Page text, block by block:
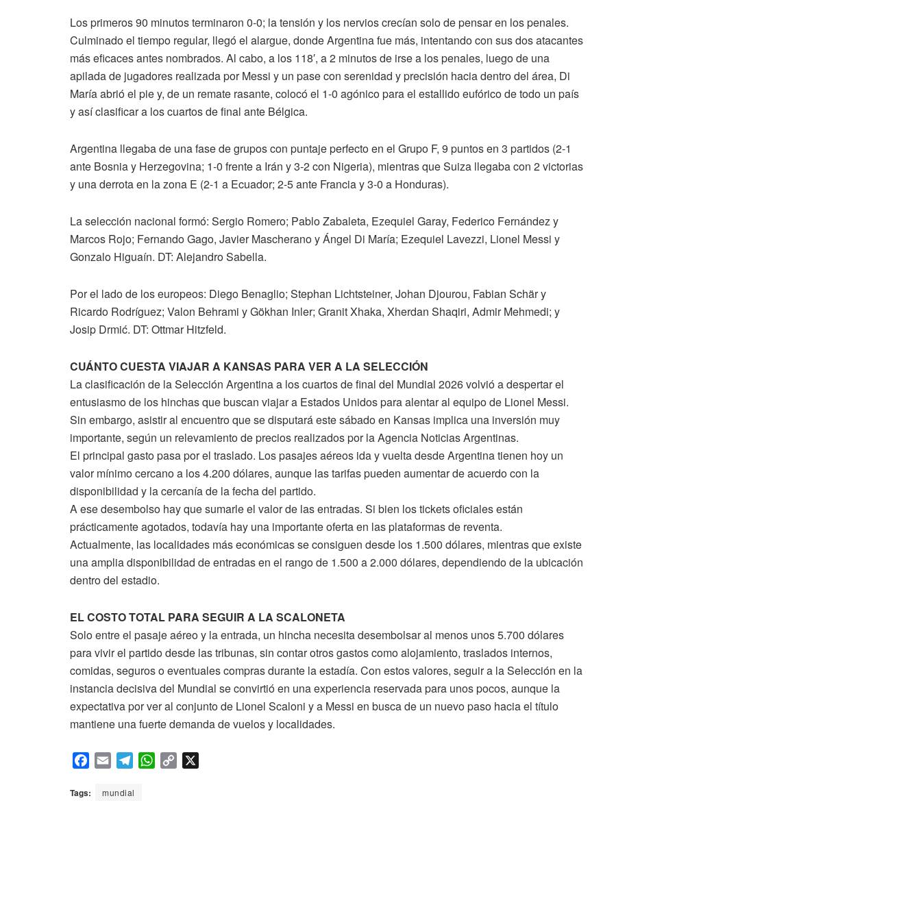
Los primeros 90 minutos terminaron 0-0; la tensión y los nervios crecían solo de pensar en los penales.
Culminado el tiempo regular, llegó el alargue, donde Argentina fue más, intentando con sus dos atacantes
más eficaces antes nombrados. Al cabo, a los 118′, a 2 minutos de irse a los penales, luego de una
apilada de jugadores realizada por Messi y un pase con serenidad y precisión hacia dentro del área, Di
María abrió el pie y, de un remate rasante, colocó el 1-0 agónico para el estallido eufórico de todo un país
y así clasificar a los cuartos de final ante Bélgica.
Argentina llegaba de una fase de grupos con puntaje perfecto en el Grupo F, 9 puntos en 3 partidos (2-1
ante Bosnia y Herzegovina; 1-0 frente a Irán y 3-2 con Nigeria), mientras que Suiza llegaba con 2 victorias
y una derrota en la zona E (2-1 a Ecuador; 2-5 ante Francia y 3-0 a Honduras).
La selección nacional formó: Sergio Romero; Pablo Zabaleta, Ezequiel Garay, Federico Fernández y
Marcos Rojo; Fernando Gago, Javier Mascherano y Ángel Di María; Ezequiel Lavezzi, Lionel Messi y
Gonzalo Higuaín. DT: Alejandro Sabella.
Por el lado de los europeos: Diego Benaglio; Stephan Lichtsteiner, Johan Djourou, Fabian Schär y
Ricardo Rodríguez; Valon Behrami y Gökhan Inler; Granit Xhaka, Xherdan Shaqiri, Admir Mehmedi; y
Josip Drmić. DT: Ottmar Hitzfeld.
CUÁNTO CUESTA VIAJAR A KANSAS PARA VER A LA SELECCIÓN
La clasificación de la Selección Argentina a los cuartos de final del Mundial 2026 volvió a despertar el
entusiasmo de los hinchas que buscan viajar a Estados Unidos para alentar al equipo de Lionel Messi.
Sin embargo, asistir al encuentro que se disputará este sábado en Kansas implica una inversión muy
importante, según un relevamiento de precios realizados por la Agencia Noticias Argentinas.
El principal gasto pasa por el traslado. Los pasajes aéreos ida y vuelta desde Argentina tienen hoy un
valor mínimo cercano a los 4.200 dólares, aunque las tarifas pueden aumentar de acuerdo con la
disponibilidad y la cercanía de la fecha del partido.
A ese desembolso hay que sumarle el valor de las entradas. Si bien los tickets oficiales están
prácticamente agotados, todavía hay una importante oferta en las plataformas de reventa.
Actualmente, las localidades más económicas se consiguen desde los 1.500 dólares, mientras que existe
una amplia disponibilidad de entradas en el rango de 1.500 a 2.000 dólares, dependiendo de la ubicación
dentro del estadio.
EL COSTO TOTAL PARA SEGUIR A LA SCALONETA
Solo entre el pasaje aéreo y la entrada, un hincha necesita desembolsar al menos unos 5.700 dólares
para vivir el partido desde las tribunas, sin contar otros gastos como alojamiento, traslados internos,
comidas, seguros o eventuales compras durante la estadía. Con estos valores, seguir a la Selección en la
instancia decisiva del Mundial se convirtió en una experiencia reservada para unos pocos, aunque la
expectativa por ver al conjunto de Lionel Scaloni y a Messi en busca de un nuevo paso hacia el título
mantiene una fuerte demanda de vuelos y localidades.
c
a
l
W
Tags: mundial